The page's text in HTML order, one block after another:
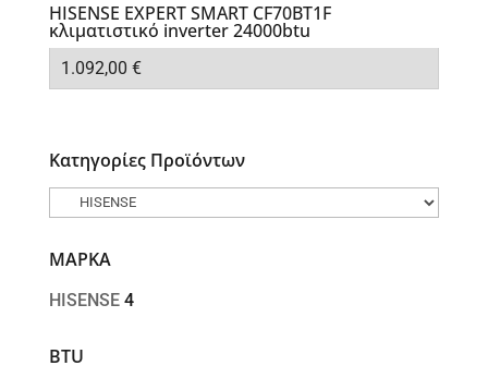
HISENSE EXPERT SMART CF70BT1F
κλιματιστικό inverter 24000btu
1.092,00 €
Κατηγορίες Προϊόντων
ΜΑΡΚΑ
HISENSE 4
BTU